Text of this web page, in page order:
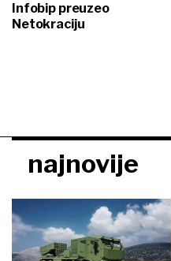
Infobip preuzeo
Netokraciju
najnovije